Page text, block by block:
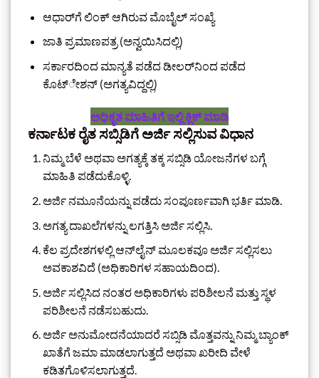
ಆಧಾರ್‌ಗೆ ಲಿಂಕ್ ಆಗಿರುವ ಮೊಬೈಲ್ ಸಂಖ್ಯೆ
ಜಾತಿ ಪ್ರಮಾಣಪತ್ರ (ಅನ್ವಯಿಸಿದಲ್ಲಿ)
ಸರ್ಕಾರದಿಂದ ಮಾನ್ಯತೆ ಪಡೆದ ಡೀಲರ್‌ನಿಂದ ಪಡೆದ
ಕೊಟ್‌ೇಶನ್ (ಅಗತ್ಯವಿದ್ದಲ್ಲಿ)
ಅಧಿಕೃತ ಮಾಹಿತಿಗೆ ಇಲ್ಲಿ ಕ್ಲಿಕ್‌ ಮಾಡಿ
ಕರ್ನಾಟಕ ರೈತ ಸಬ್ಸಿಡಿಗೆ ಅರ್ಜಿ ಸಲ್ಲಿಸುವ ವಿಧಾನ
ನಿಮ್ಮ ಬೆಳೆ ಅಥವಾ ಅಗತ್ಯಕ್ಕೆ ತಕ್ಕ ಸಬ್ಸಿಡಿ ಯೋಜನೆಗಳ ಬಗ್ಗೆ
ಮಾಹಿತಿ ಪಡೆದುಕೊಳ್ಳಿ.
ಅರ್ಜಿ ನಮೂನೆಯನ್ನು ಪಡೆದು ಸಂಪೂರ್ಣವಾಗಿ ಭರ್ತಿ ಮಾಡಿ.
ಅಗತ್ಯ ದಾಖಲೆಗಳನ್ನು ಲಗತ್ತಿಸಿ ಅರ್ಜಿ ಸಲ್ಲಿಸಿ.
ಕೆಲ ಪ್ರದೇಶಗಳಲ್ಲಿ ಆನ್‌ಲೈನ್ ಮೂಲಕವೂ ಅರ್ಜಿ ಸಲ್ಲಿಸಲು
ಅವಕಾಶವಿದೆ (ಅಧಿಕಾರಿಗಳ ಸಹಾಯದಿಂದ).
ಅರ್ಜಿ ಸಲ್ಲಿಸಿದ ನಂತರ ಅಧಿಕಾರಿಗಳು ಪರಿಶೀಲನೆ ಮತ್ತು ಸ್ಥಳ
ಪರಿಶೀಲನೆ ನಡೆಸಬಹುದು.
ಅರ್ಜಿ ಅನುಮೋದನೆಯಾದರೆ ಸಬ್ಸಿಡಿ ಮೊತ್ತವನ್ನು ನಿಮ್ಮ ಬ್ಯಾಂಕ್
ಖಾತೆಗೆ ಜಮಾ ಮಾಡಲಾಗುತ್ತದೆ ಅಥವಾ ಖರೀದಿ ವೇಳೆ
ಕಡಿತಗೊಳಿಸಲಾಗುತ್ತದೆ.